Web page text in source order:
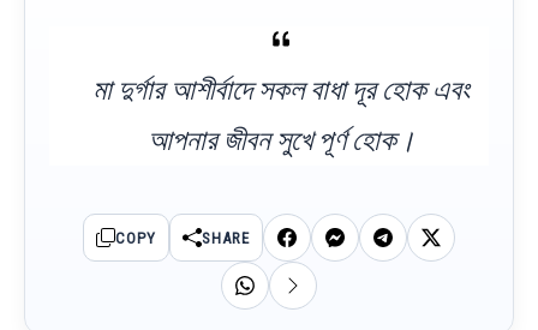
মা দুর্গার আশীর্বাদে সকল বাধা দূর হোক এবং
আপনার জীবন সুখে পূর্ণ হোক।
COPY SHARE